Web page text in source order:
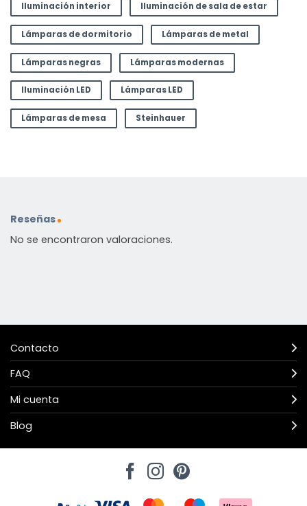
Iluminación interior Iluminación de sala de estar
Lámparas de dormitorio Lámparas de metal
Lámparas negras Lámparas modernas
Iluminación LED Lámparas LED
Lámparas de mesa Steinhauer
Reseñas
No se encontraron valoraciones.
Contacto
FAQ
Mi cuenta
Blog